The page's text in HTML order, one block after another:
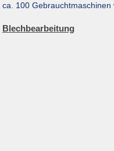
ca. 100 Gebrauchtmaschinen
Blechbearbeitung